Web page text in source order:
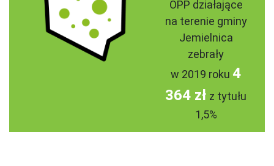
OPP działające
na terenie gminy
Jemielnica
zebrały
w 2019 roku 4
364 zł z tytułu
1,5%